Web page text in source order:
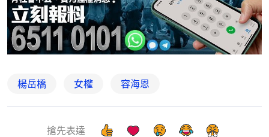
楊岳橋 女權 容海恩
搶先表達